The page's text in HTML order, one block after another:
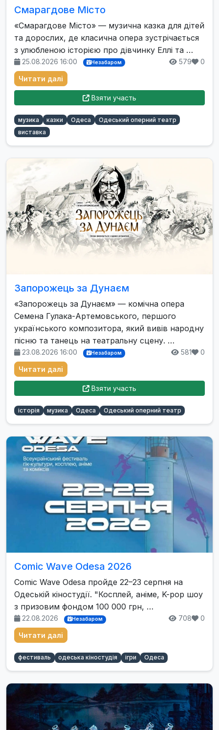
Смарагдове Місто
«Смарагдове Місто» — музична казка для дітей
та дорослих, де класична опера зустрічається
з улюбленою історією про дівчинку Еллі та …
25.08.2026 16:00 Незабаром 579 0
Читати далі
Взяти участь
музика казки Одеса
Одеський оперний театр
виставка
Запорожець за Дунаєм
«Запорожець за Дунаєм» — комічна опера
Семена Гулака-Артемовського, першого
українського композитора, який вивів народну
пісню та танець на театральну сцену. …
23.08.2026 16:00 Незабаром 581 0
Читати далі
Взяти участь
історія музика Одеса Одеський оперний театр
Comic Wave Odesa 2026
Comic Wave Odesa пройде 22–23 серпня на
Одеській кіностудії. "Косплей, аніме, K-pop шоу
з призовим фондом 100 000 грн, …
22.08.2026 Незабаром 708 0
Читати далі
фестиваль одеська кіностудія ігри Одеса